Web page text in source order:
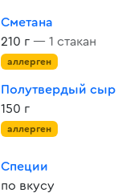
Сметана
210 г — 1 стакан
аллерген
Полутвердый сыр
150 г
аллерген
Специи
по вкусу